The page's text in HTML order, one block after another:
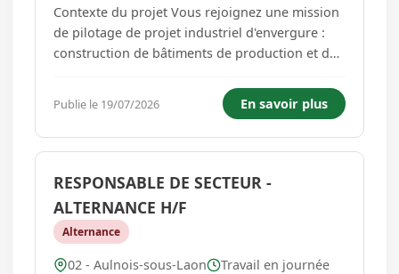
Contexte du projet Vous rejoignez une mission
de pilotage de projet industriel d'envergure :
construction de bâtiments de production et de
maître d'ouvrage, acteur majeur du secteur
industriel, recherche un chef de projet
expérimenté pour assurer la co...
Publie le 19/07/2026 En savoir plus
RESPONSABLE DE SECTEUR -
ALTERNANCE H/F
Alternance
02 - Aulnois-sous-Laon Travail en journée